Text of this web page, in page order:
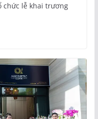
chức lễ khai trương